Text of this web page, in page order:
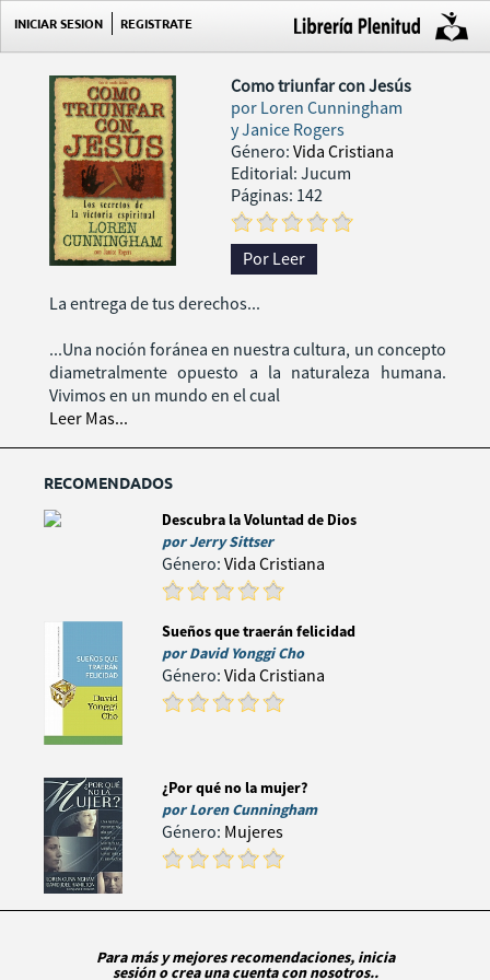
INICIAR SESION REGISTRATE
Como triunfar con Jesús
por Loren Cunningham
y Janice Rogers
Género: Vida Cristiana
Editorial: Jucum
Páginas: 142
Por Leer
La entrega de tus derechos...
...Una noción foránea en nuestra cultura, un concepto
diametralmente opuesto a la naturaleza humana.
Vivimos en un mundo en el cual
Leer Mas...
RECOMENDADOS
Descubra la Voluntad de Dios
porJerry Sittser
Género: Vida Cristiana
Sueños que traerán felicidad
porDavid Yonggi Cho
Género: Vida Cristiana
¿Por qué no la mujer?
porLoren Cunningham
Género: Mujeres
Para más y mejores recomendaciones, inicia
sesión o crea una cuenta con nosotros..